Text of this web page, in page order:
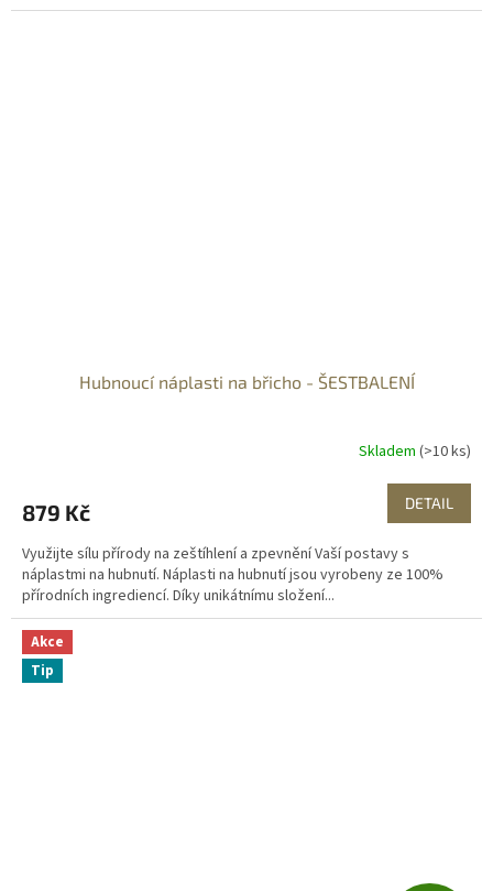
Hubnoucí náplasti na břicho - ŠESTBALENÍ
Skladem (>10 ks)
879 Kč DETAIL
Využijte sílu přírody na zeštíhlení a zpevnění Vaší postavy s
náplastmi na hubnutí. Náplasti na hubnutí jsou vyrobeny ze 100%
přírodních ingrediencí. Díky unikátnímu složení...
Akce
Tip